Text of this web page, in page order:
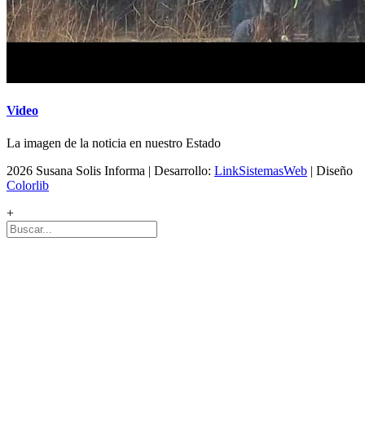
Video
La imagen de la noticia en nuestro Estado
2026 Susana Solis Informa | Desarrollo: LinkSistemasWeb | Diseño
Colorlib
+